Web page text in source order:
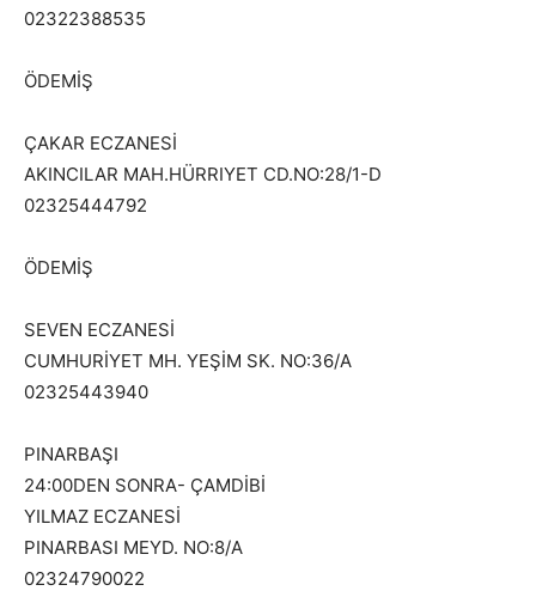
02322388535
ÖDEMİŞ
ÇAKAR ECZANESİ
AKINCILAR MAH.HÜRRIYET CD.NO:28/1-D
02325444792
ÖDEMİŞ
SEVEN ECZANESİ
CUMHURİYET MH. YEŞİM SK. NO:36/A
02325443940
PINARBAŞI
24:00DEN SONRA- ÇAMDİBİ
YILMAZ ECZANESİ
PINARBASI MEYD. NO:8/A
02324790022